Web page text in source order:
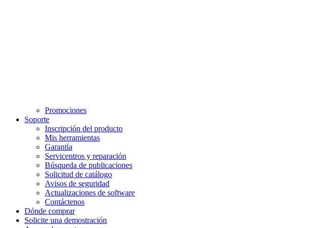
Promociones
Soporte
Inscripción del producto
Mis herramientas
Garantía
Servicentros y reparación
Búsqueda de publicaciones
Solicitud de catálogo
Avisos de seguridad
Actualizaciones de software
Contáctenos
Dónde comprar
Solicite una demostración